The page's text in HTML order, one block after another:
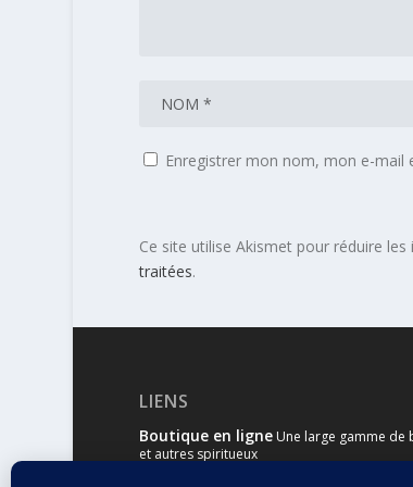
Enregistrer mon nom, mon e-
Ce site utilise Akismet pour réduire les
traitées.
LIENS
Boutique en ligneUne large gamme de
et autres spiritueux